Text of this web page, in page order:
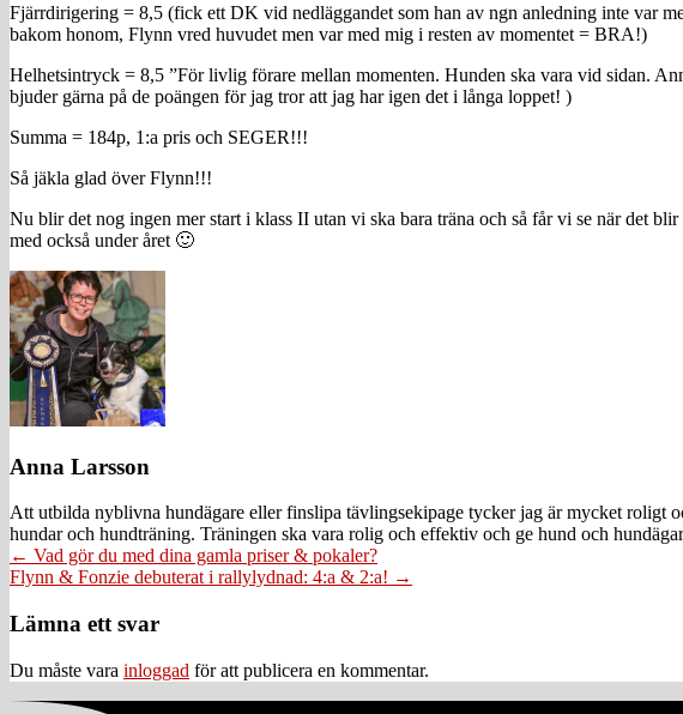
Fjärrdirigering = 8,5 (fick ett DK vid nedläggandet som han av ngn anledning inte var
bakom honom, Flynn vred huvudet men var med mig i resten av momentet = BRA!)
Helhetsintryck = 8,5 ”För livlig förare mellan momenten. Hunden ska vara vid sidan.
bjuder gärna på de poängen för jag tror att jag har igen det i långa loppet! )
Summa = 184p, 1:a pris och SEGER!!!
Så jäkla glad över Flynn!!!
Nu blir det nog ingen mer start i klass II utan vi ska bara träna och så får vi se när det
med också under året 🙂
Anna Larsson
Att utbilda nyblivna hundägare eller finslipa tävlingsekipage tycker jag är mycket roligt
hundar och hundträning. Träningen ska vara rolig och effektiv och ge hund och
Posts
navigation
← Vad gör du med dina gamla priser & pokaler?
Flynn & Fonzie debuterat i rallylydnad: 4:a & 2:a! →
Läsarkommentarer
Lämna ett svar
Du måste vara inloggad för att publicera en kommentar.